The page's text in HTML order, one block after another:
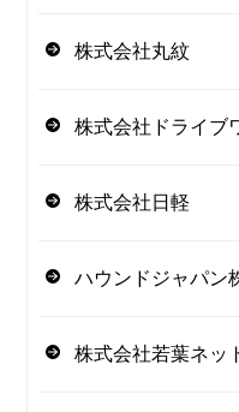
株式会社丸紋
株式会社ドライブ
株式会社日軽
ハウンドジャパン
株式会社若葉ネッ